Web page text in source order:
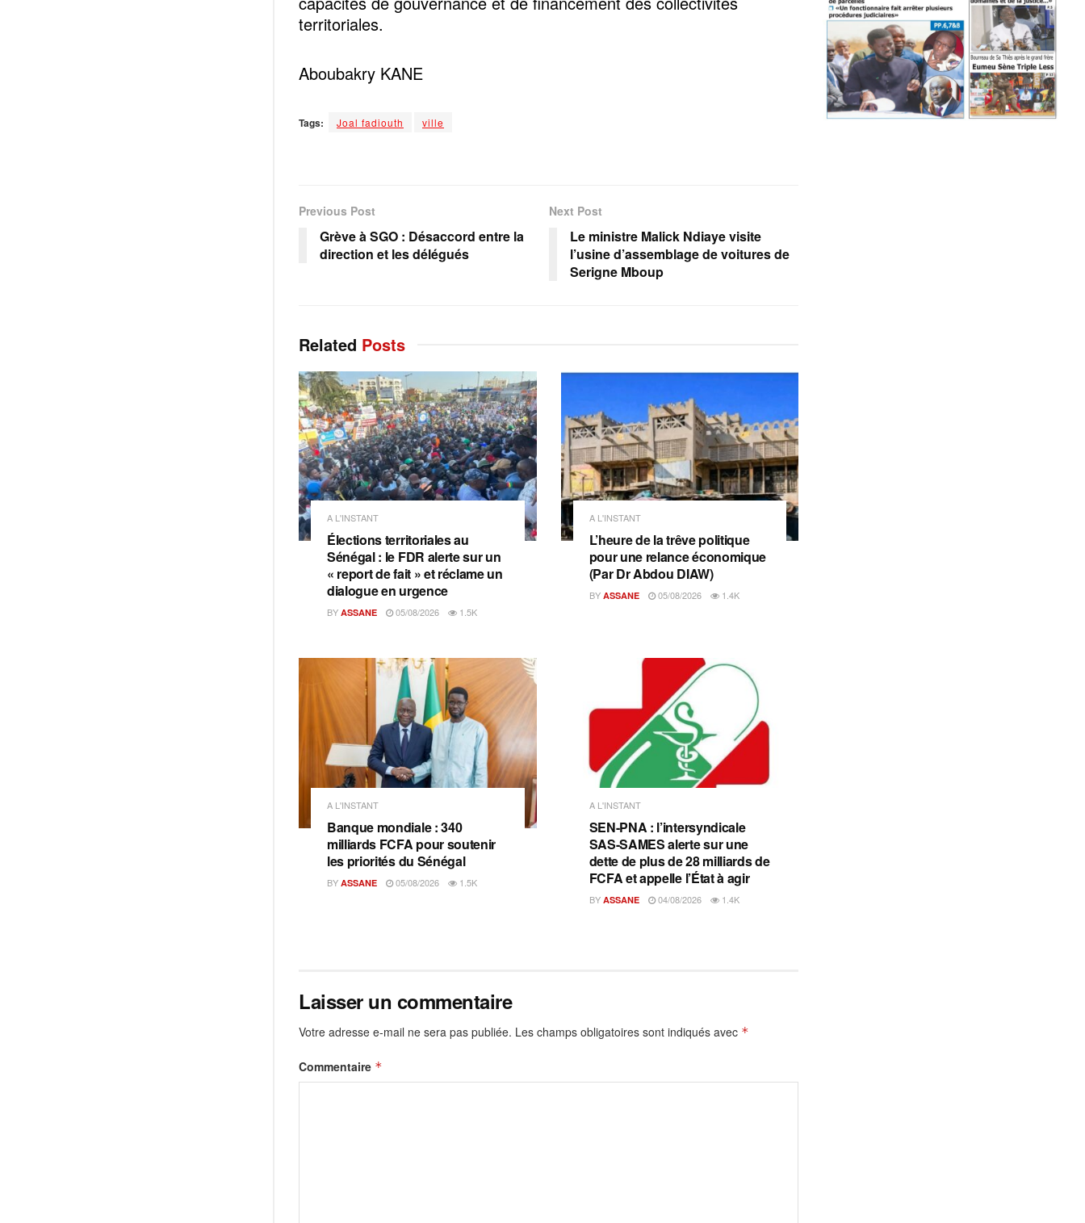
territoriales.
Aboubakry KANE
Tags: Joal fadiouth ville
Previous Post
Grève à SGO : Désaccord entre la
direction et les délégués
Next Post
Le ministre Malick Ndiaye visite
l’usine d’assemblage de voitures de
Serigne Mboup
Related Posts
A L'INSTANT
Élections territoriales au
Sénégal : le FDR alerte sur un
« report de fait » et réclame un
dialogue en urgence
BY ASSANE 05/08/2026 1.5K
A L'INSTANT
L’heure de la trêve politique
pour une relance économique
(Par Dr Abdou DIAW)
BY ASSANE 05/08/2026 1.4K
A L'INSTANT
Banque mondiale : 340
milliards FCFA pour soutenir
les priorités du Sénégal
BY ASSANE 05/08/2026 1.5K
A L'INSTANT
SEN-PNA : l’intersyndicale
SAS-SAMES alerte sur une
dette de plus de 28 milliards de
FCFA et appelle l’État à agir
BY ASSANE 04/08/2026 1.4K
Laisser un commentaire
Votre adresse e-mail ne sera pas publiée. Les champs obligatoires sont indiqués avec *
Commentaire *